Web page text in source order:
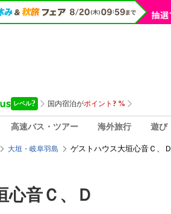
高速バス・ツアー 海外旅行 遊び
大垣・岐阜羽島 ゲストハウス大垣心音Ｃ、
心音Ｃ、Ｄ